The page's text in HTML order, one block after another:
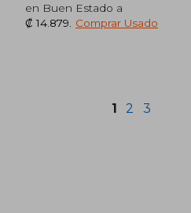
en Buen Estado a
₡ 14.879
Comprar Usado
1 2 3